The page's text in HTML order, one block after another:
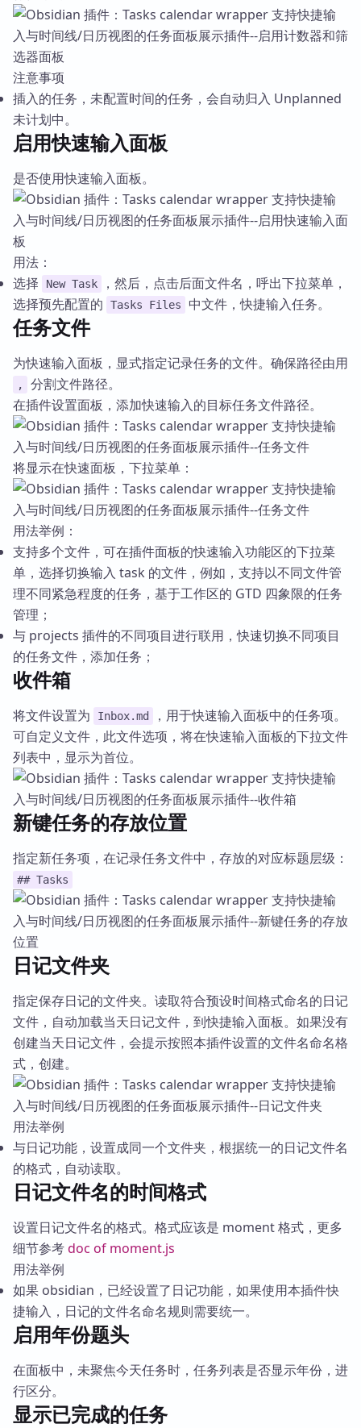
注意事项
插入的任务，未配置时间的任务，会自动归入 Unplanned
未计划中。
启用快速输入面板
是否使用快速输入面板。
用法：
选择
New Task
，然后，点击后面文件名，呼出下拉菜单，
选择预先配置的
Tasks Files 中文件，快捷输入任务。
任务文件
为快速输入面板，显式指定记录任务的文件。确保路径由用
,
分割文件路径。
在插件设置面板，添加快速输入的目标任务文件路径。
将显示在快速面板，下拉菜单：
用法举例：
支持多个文件，可在插件面板的快速输入功能区的下拉菜
单，选择切换输入 task 的文件，例如，支持以不同文件管
理不同紧急程度的任务，基于工作区的 GTD 四象限的任务
管理；
与 projects 插件的不同项目进行联用，快速切换不同项目
的任务文件，添加任务；
收件箱
将文件设置为 Inbox.md
，用于快速输入面板中的任务项。
可自定义文件，此文件选项，将在快速输入面板的下拉文件
列表中，显示为首位。
新键任务的存放位置
指定新任务项，在记录任务文件中，存放的对应标题层级：
## Tasks
日记文件夹
指定保存日记的文件夹。读取符合预设时间格式命名的日记
文件，自动加载当天日记文件，到快捷输入面板。如果没有
创建当天日记文件，会提示按照本插件设置的文件名命名格
式，创建。
用法举例
与日记功能，设置成同一个文件夹，根据统一的日记文件名
的格式，自动读取。
日记文件名的时间格式
设置日记文件名的格式。格式应该是 moment 格式，更多
细节参考doc of moment.js
用法举例
如果 obsidian，已经设置了日记功能，如果使用本插件快
捷输入，日记的文件名命名规则需要统一。
启用年份题头
在面板中，未聚焦今天任务时，任务列表是否显示年份，进
行区分。
显示已完成的任务